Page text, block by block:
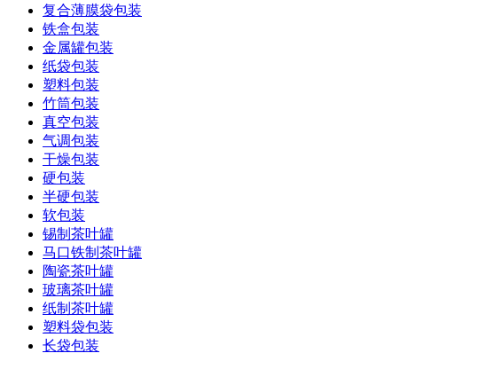
复合薄膜袋包装
铁盒包装
金属罐包装
纸袋包装
塑料包装
竹筒包装
真空包装
气调包装
干燥包装
硬包装
半硬包装
软包装
锡制茶叶罐
马口铁制茶叶罐
陶瓷茶叶罐
玻璃茶叶罐
纸制茶叶罐
塑料袋包装
长袋包装